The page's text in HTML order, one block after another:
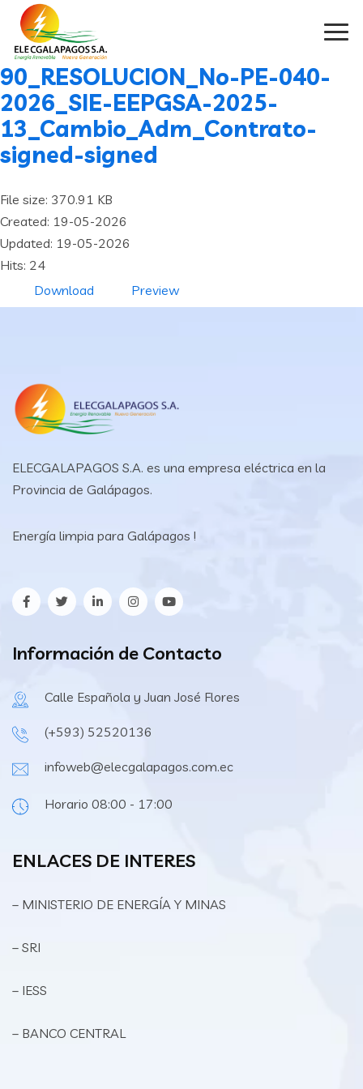
90_RESOLUCION_No-PE-040-
2026_SIE-EEPGSA-2025-
13_Cambio_Adm_Contrato-
signed-signed
File size: 370.91 KB
Created: 19-05-2026
Updated: 19-05-2026
Hits: 24
Download
Preview
ELECGALAPAGOS S.A. es una empresa eléctrica en la
Provincia de Galápagos.
Energía limpia para Galápagos !
Información de Contacto
Calle Española y Juan José Flores
(+593) 52520136
infoweb@elecgalapagos.com.ec
Horario 08:00 - 17:00
ENLACES DE INTERES
– MINISTERIO DE ENERGÍA Y MINAS
– SRI
– IESS
– BANCO CENTRAL